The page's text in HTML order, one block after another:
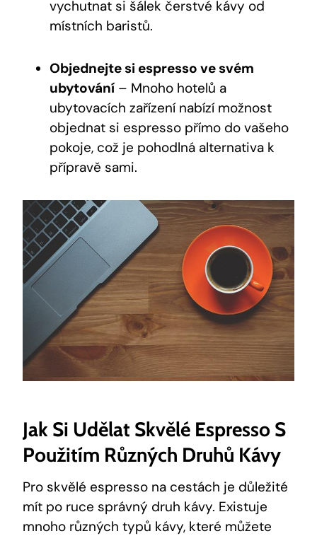
vychutnat si šálek čerstvé kávy od
místních baristů.
Objednejte si espresso ve svém
ubytování – Mnoho hotelů a
ubytovacích zařízení nabízí možnost
objednat si espresso přímo do vašeho
pokoje, což je pohodlná alternativa k
přípravě sami.
Jak Si Udělat Skvělé Espresso S
Použitím Různých Druhů Kávy
Pro skvělé espresso na cestách je důležité
mít po ruce správný druh kávy. Existuje
mnoho různých typů kávy, které můžete